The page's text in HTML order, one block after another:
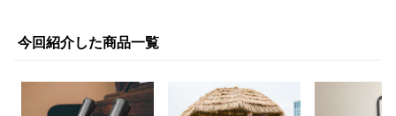
今回紹介した商品一覧